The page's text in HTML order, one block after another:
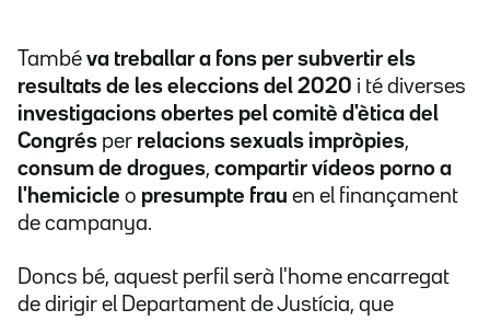
També va treballar a fons per subvertir els
resultats de les eleccions del 2020 i té diverses
investigacions obertes pel comitè d'ètica del
Congrés per relacions sexuals impròpies,
consum de drogues, compartir vídeos porno a
l'hemicicle o presumpte frau en el finançament
de campanya.
Doncs bé, aquest perfil serà l'home encarregat
de dirigir el Departament de Justícia, que